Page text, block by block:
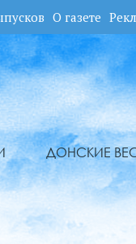
О газете
ДОНСКИЕ